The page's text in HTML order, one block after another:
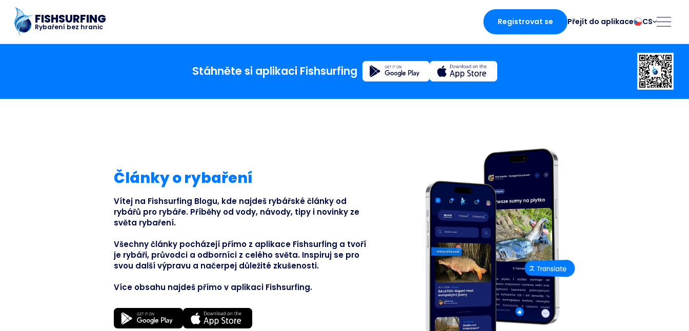
FISHSURFING
Rybaření bez hranic
Registrovat se Přejít do aplikace CS
Deutsch
Norsk
Polski
Português
Românesc
Domů
Fishsurfing
Business
Stáhněte si aplikaci Fishsurfing
Články o rybaření
Vítej na Fishsurfing Blogu, kde najdeš rybářské články od
rybářů pro rybáře. Příběhy od vody, návody, tipy i novinky ze
světa rybaření.
Všechny články pocházejí přímo z aplikace Fishsurfing a tvoří
je rybáři, průvodci a odborníci z celého světa. Inspiruj se pro
svou další výpravu a načerpej důležité zkušenosti.
Více obsahu najdeš přímo v aplikaci Fishsurfing.